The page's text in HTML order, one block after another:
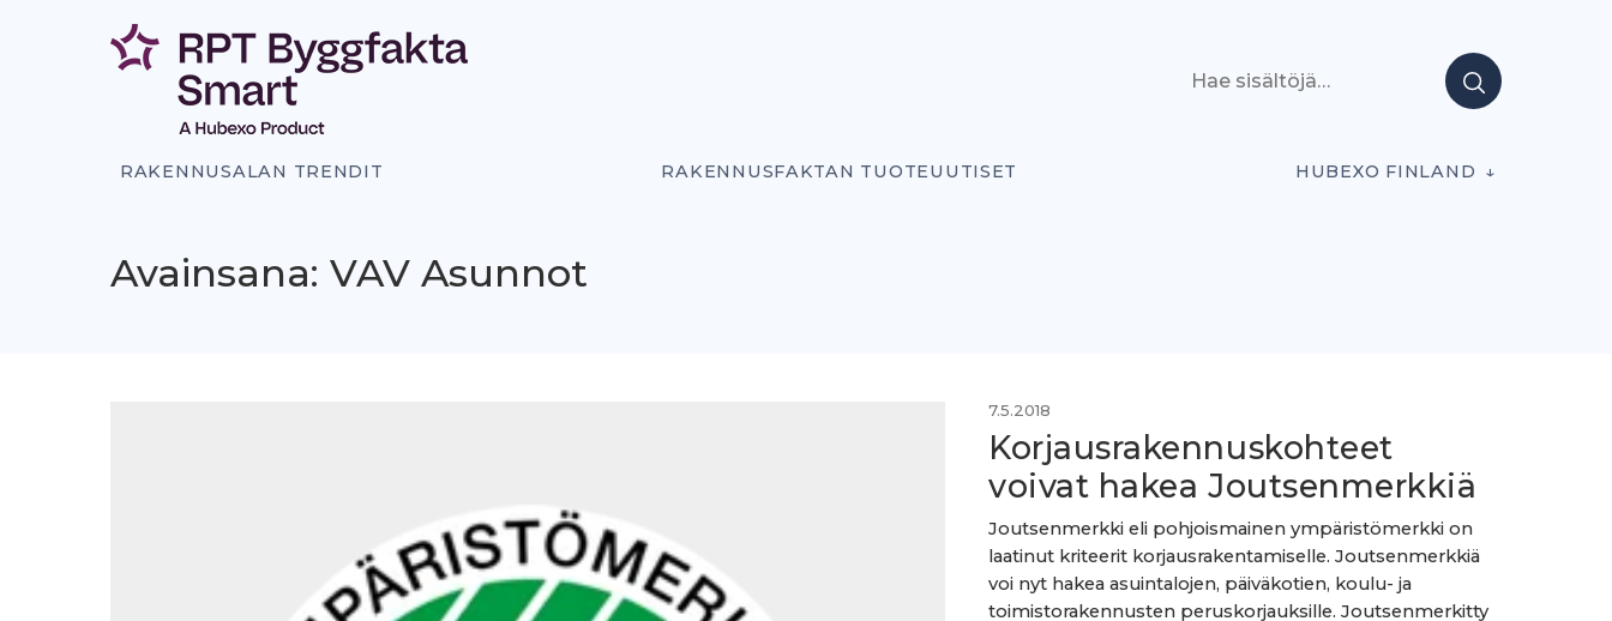
RAKENNUSALAN TRENDIT RAKENNUSFAKTAN TUOTEUUTISET HUBEXO FINLAND
Avainsana: VAV Asunnot
7.5.2018
Korjausrakennuskohteet
voivat hakea Joutsenmerkkiä
Joutsenmerkki eli pohjoismainen ympäristömerkki on
laatinut kriteerit korjausrakentamiselle. Joutsenmerkkiä
voi nyt hakea asuintalojen, päiväkotien, koulu- ja
toimistorakennusten peruskorjauksille. Joutsenmerkitty